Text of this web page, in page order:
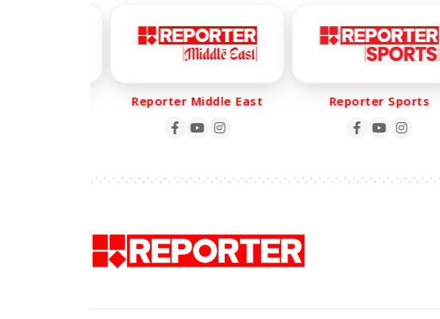
Reporter Middle East Reporter Sports